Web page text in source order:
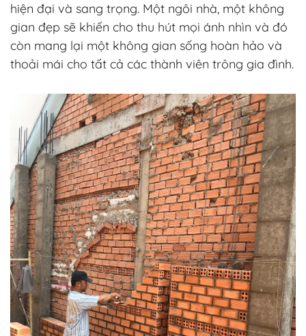
hiện đại và sang trọng. Một ngôi nhà, một không
gian đẹp sẽ khiến cho thu hút mọi ánh nhìn và đó
còn mang lại một không gian sống hoàn hảo và
thoải mái cho tất cả các thành viên trông gia đình.